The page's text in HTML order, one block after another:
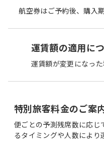
航空券はご予約後、購入
運賃額の適用に
運賃額が変更になった
特別旅客料金のご案
便ごとの予測残席数に応じ
るタイミングや人数により